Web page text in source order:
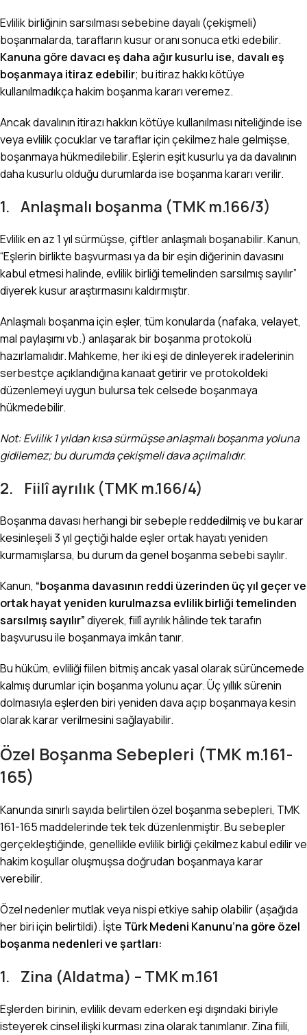
Evlilik birliğinin sarsılması sebebine dayalı (çekişmeli)
boşanmalarda,tarafların kusur oranısonuca etki edebilir.
Kanuna göre davacı eş daha ağır kusurlu ise, davalı eş
boşanmaya itiraz edebilir; bu itiraz hakkı kötüye
kullanılmadıkça hakim boşanma kararı veremez.
Ancak davalının itirazı hakkın kötüye kullanılması niteliğinde ise
veya evlilik çocuklar ve taraflar için çekilmez hale gelmişse,
boşanmaya hükmedilebilir. Eşlerin eşit kusurlu ya da davalının
daha kusurlu olduğu durumlarda ise boşanma kararı verilir.
1. Anlaşmalı boşanma (TMK m.166/3)
Evlilik en az 1 yıl sürmüşse, çiftler anlaşmalı boşanabilir. Kanun,
“Eşlerin birlikte başvurması ya da bir eşin diğerinin davasını
kabul etmesi halinde, evlilik birliği temelinden sarsılmış sayılır”
diyerek kusur araştırmasını kaldırmıştır.
Anlaşmalı boşanmaiçin eşler, tüm konularda (nafaka, velayet,
mal paylaşımı vb.) anlaşarak bir boşanma protokolü
hazırlamalıdır. Mahkeme, her iki eşi de dinleyerek iradelerinin
serbestçe açıklandığına kanaat getirir ve protokoldeki
düzenlemeyi uygun bulursa tek celsede boşanmaya
hükmedebilir.
Not: Evlilik 1 yıldan kısa sürmüşse anlaşmalı boşanma yoluna
gidilemez; bu durumda çekişmeli dava açılmalıdır.
2. Fiilî ayrılık (TMK m.166/4)
Boşanma davası herhangi bir sebeple reddedilmiş ve bu karar
kesinleşeli 3 yıl geçtiği halde eşler ortak hayatı yeniden
kurmamışlarsa, bu durum da genel boşanma sebebi sayılır.
Kanun, “boşanma davasının reddi üzerinden üç yıl geçer ve
ortak hayat yeniden kurulmazsa evlilik birliği temelinden
sarsılmış sayılır”diyerek, fiilî ayrılık hâlinde tek tarafın
başvurusu ile boşanmaya imkân tanır.
Bu hüküm, evliliği fiilen bitmiş ancak yasal olarak sürüncemede
kalmış durumlar için boşanma yolunu açar. Üç yıllık sürenin
dolmasıyla eşlerden biri yeniden dava açıp boşanmaya kesin
olarak karar verilmesini sağlayabilir.
Özel Boşanma Sebepleri (TMK m.161-
165)
Kanunda sınırlı sayıda belirtilen özel boşanma sebepleri, TMK
161-165 maddelerinde tek tek düzenlenmiştir. Bu sebepler
gerçekleştiğinde, genellikle evlilik birliği çekilmez kabul edilir ve
hakim koşullar oluşmuşsa doğrudan boşanmaya karar
verebilir.
Özel nedenler mutlak veya nispi etkiye sahip olabilir (aşağıda
her biri için belirtildi). İşte Türk Medeni Kanunu’na göre özel
boşanma nedenleri ve şartları:
1. Zina (Aldatma) – TMK m.161
Eşlerden birinin, evlilik devam ederken eşi dışındaki biriyle
isteyerek cinsel ilişki kurması zina olarak tanımlanır. Zina fiili,